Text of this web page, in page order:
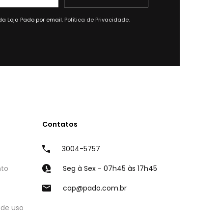
Loja Pado por email. Política de Privacidade.
uso
Contatos
3004-5757
Seg à Sex - 07h45 às 17h45
cap@pado.com.br